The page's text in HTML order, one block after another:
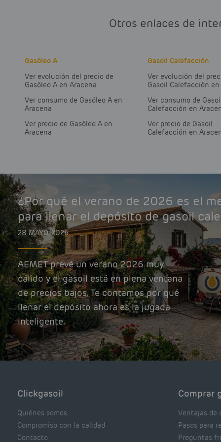
Otros enlaces de
Gasóleo A
Ver evolución del precio de
Gasóleo A en Aracena
Ver consumo de Gasóleo A en
Aracena
Ver precio de Gasóleo A en
Aracena
Gasoil Calefacción
Ver evolución del
Gasoil Calefacción en
Ver consumo de
Calefacción en
Ver precio de Gasoil
Calefacción en
¿Por qué el verano de 2026 es el
para llenar el depósito de gasoil
28 MAYO, 2026
AEMET prevé un verano 2026 muy
cálido y el gasoil está en plena ventana
de precios bajos. Te contamos por qué
llenar el depósito ahora es la jugada
inteligente.
Clickgasoil
Quiénes somos
Compromiso con la calidad
Contacto
Comprar
Ventajas de
Pasos para
Preguntas